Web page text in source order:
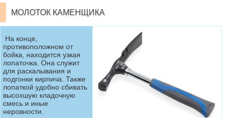
МОЛОТОК КАМЕНЩИКА
На конце,
противоположном от
бойка, находится узкая
лопаточка. Она служит
для раскалывания и
подгонки кирпича. Также
лопаткой удобно сбивать
высохшую кладочную
смесь и иные
неровности.